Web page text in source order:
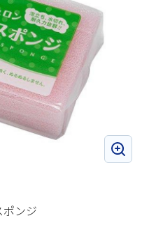
ポンジ